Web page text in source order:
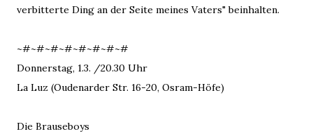
verbitterte Ding an der Seite meines Vaters" beinhalten.
~#~#~#~#~#~#~#~#
Donnerstag, 1.3. /20.30 Uhr
La Luz (Oudenarder Str. 16-20, Osram-Höfe)
Die Brauseboys